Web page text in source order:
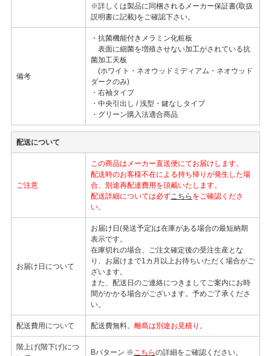
※詳しくは製品に同梱されるメーカー保証書(取扱
説明書に記載)をご確認下さい。
備考
・抗菌機能付きメラミン化粧板
表面に細菌を増殖させない加工がされている抗
菌加工天板
(ホワイト・ネオウッドミディアム・ネオウッド
ダークのみ)
・右袖タイプ
・中央引出し / 浅型・鍵なしタイプ
・グリーン購入法適合商品
配送について
ご注意
この商品はメーカー直送便にてお届けします。
配送時のお客様不在による持ち帰りが発生した場
合、別途再配達費用を頂戴いたします。
配送詳細については必ずこちら をご確認くださ
い。
お届け日について
お届け日(発送予定)は在庫がある場合の最短納期
表示です。
在庫切れの場合、ご注文確定後の受注生産とな
り、お届けまで1カ月以上お待ちいただく場合がご
ざいます。
また、配送日のご連絡につきましてご案内にお時
間がかかる場合がございます。予めご了承くださ
い。
配送費用について 配送費無料。 離島は別途お見積り。
階上げ(階下げ)につ
Bパターン ※ こちらの詳細をご確認ください。